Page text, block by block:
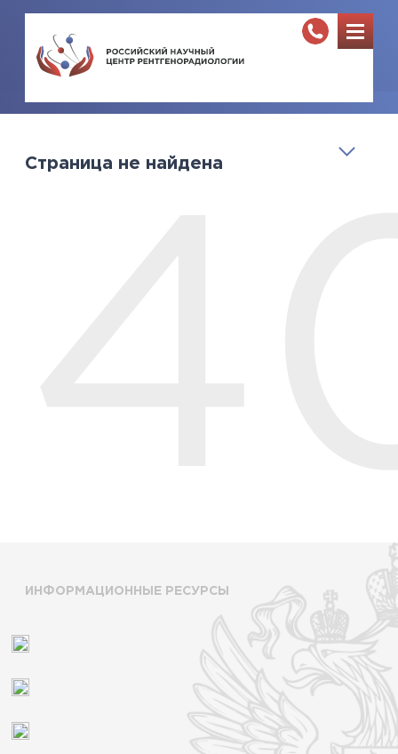
Страница не найдена
ИНФОРМАЦИОННЫЕ РЕСУРСЫ